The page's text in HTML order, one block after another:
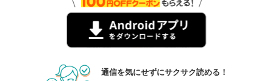
通信を気にせずにサクサク読める！